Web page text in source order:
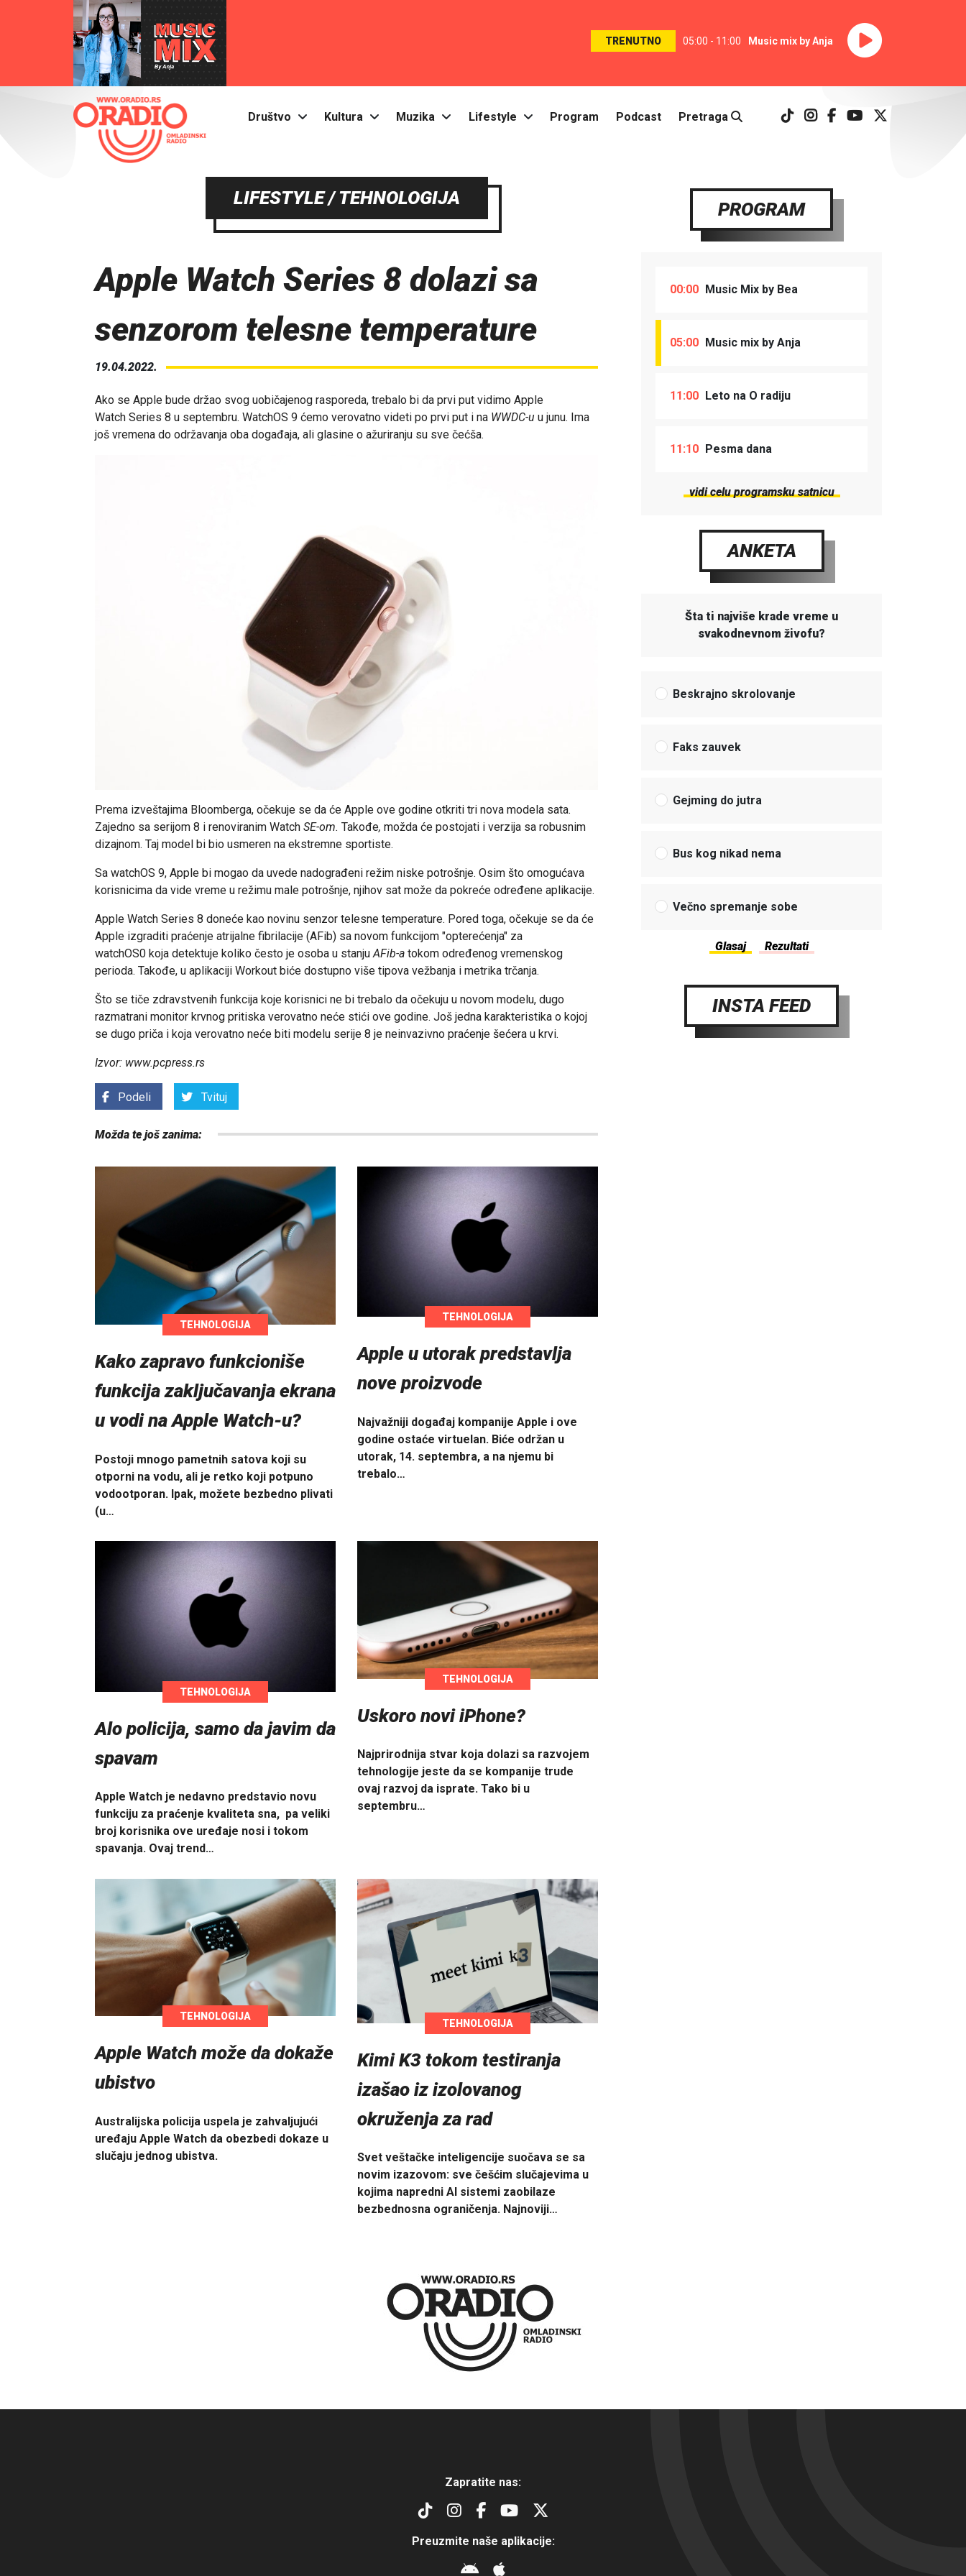
TRENUTNO 05:00 - 11:00 Music mix by Anja
Društvo Kultura Muzika Lifestyle Program Podcast Pretraga
LIFESTYLE / TEHNOLOGIJA
Apple Watch Series 8 dolazi sa
senzorom telesne temperature
19.04.2022.
Ako se Apple bude držao svog uobičajenog rasporeda, trebalo bi da prvi put vidimo Apple
Watch Series 8 u septembru. WatchOS 9 ćemo verovatno videti po prvi put i na WWDC-u u junu. Ima
još vremena do održavanja oba događaja, ali glasine o ažuriranju su sve čećša.
Prema izveštajima Bloomberga, očekuje se da će Apple ove godine otkriti tri nova modela sata.
Zajedno sa serijom 8 i renoviranim Watch SE-om. Takođe, možda će postojati i verzija sa robusnim
dizajnom. Taj model bi bio usmeren na ekstremne sportiste.
Sa watchOS 9, Apple bi mogao da uvede nadograđeni režim niske potrošnje. Osim što omogućava
korisnicima da vide vreme u režimu male potrošnje, njihov sat može da pokreće određene aplikacije.
Apple Watch Series 8 doneće kao novinu senzor telesne temperature. Pored toga, očekuje se da će
Apple izgraditi praćenje atrijalne fibrilacije (AFib) sa novom funkcijom "opterećenja" za
watchOS0 koja detektuje koliko često je osoba u stanjuAFib-a tokom određenog vremenskog
perioda. Takođe, u aplikaciji Workout biće dostupno više tipova vežbanja i metrika trčanja.
Što se tiče zdravstvenih funkcija koje korisnici ne bi trebalo da očekuju u novom modelu, dugo
razmatrani monitor krvnog pritiska verovatno neće stići ove godine. Još jedna karakteristika o kojoj
se dugo priča i koja verovatno neće biti modelu serije 8 je neinvazivno praćenje šećera u krvi.
Izvor: www.pcpress.rs
Podeli Tvituj
Možda te još zanima:
TEHNOLOGIJA
Kako zapravo funkcioniše
funkcija zaključavanja ekrana
u vodi na Apple Watch-u?
Postoji mnogo pametnih satova koji su
otporni na vodu, ali je retko koji potpuno
vodootporan. Ipak, možete bezbedno plivati
(u…
TEHNOLOGIJA
Apple u utorak predstavlja
nove proizvode
Najvažniji događaj kompanije Apple i ove
godine ostaće virtuelan. Biće održan u
utorak, 14. septembra, a na njemu bi
trebalo…
TEHNOLOGIJA
Alo policija, samo da javim da
spavam
Apple Watch je nedavno predstavio novu
funkciju za praćenje kvaliteta sna, pa veliki
broj korisnika ove uređaje nosi i tokom
spavanja. Ovaj trend…
TEHNOLOGIJA
Uskoro novi iPhone?
Najprirodnija stvar koja dolazi sa razvojem
tehnologije jeste da se kompanije trude
ovaj razvoj da isprate. Tako bi u
septembru…
TEHNOLOGIJA
Apple Watch može da dokaže
ubistvo
Australijska policija uspela je zahvaljujući
uređaju Apple Watch da obezbedi dokaze u
slučaju jednog ubistva.
TEHNOLOGIJA
Kimi K3 tokom testiranja
izašao iz izolovanog
okruženja za rad
Svet veštačke inteligencije suočava se sa
novim izazovom: sve češćim slučajevima u
kojima napredni AI sistemi zaobilaze
bezbednosna ograničenja. Najnoviji…
PROGRAM
00:00 Music Mix by Bea
05:00 Music mix by Anja
11:00 Leto na O radiju
11:10 Pesma dana
vidi celu programsku satnicu
ANKETA
Šta ti najviše krade vreme u
svakodnevnom živofu?
Beskrajno skrolovanje
Faks zauvek
Gejming do jutra
Bus kog nikad nema
Večno spremanje sobe
INSTA FEED
Zapratite nas:
Preuzmite naše aplikacije: